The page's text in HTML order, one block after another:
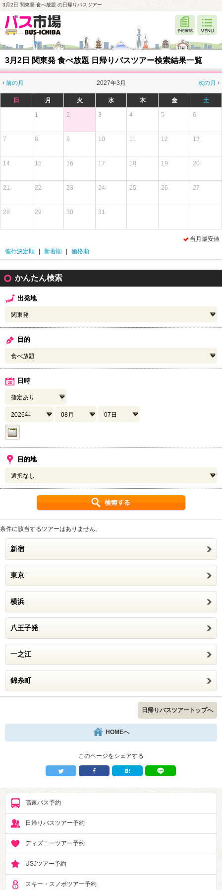
3月2日 関東発 食べ放題 の日帰りバスツアー
3月2日 関東発 食べ放題 日帰りバスツアー検索結果一覧
前の月 次の月
2027年3月
日 月 火 水 木 金 土
1 2 3 4 5 6
7 8 9 10 11 12 13
14 15 16 17 18 19 20
21 22 23 24 25 26 27
28 29 30 31
当月最安値
催行決定順
新着順 価格順
かんたん検索
出発地
目的
日時
目的地
条件に該当するツアーはありません。
新宿
東京
横浜
八王子発
一之江
錦糸町
日帰りバスツアートップへ
HOMEへ
このページをシェアする
高速バス予約
日帰りバスツアー予約
ディズニーツアー予約
USJツアー予約
スキー・スノボツアー予約